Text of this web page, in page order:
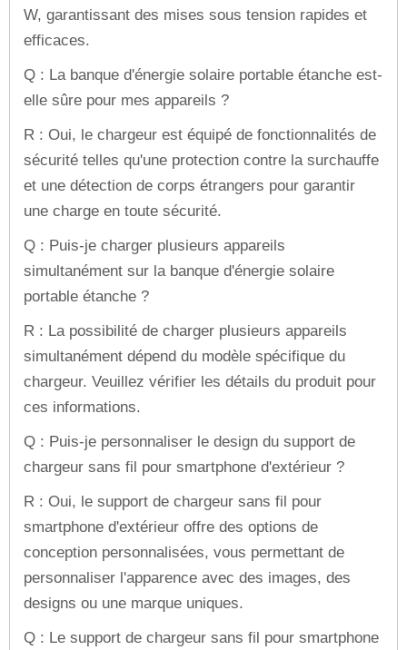
W, garantissant des mises sous tension rapides et
efficaces.
Q : La banque d'énergie solaire portable étanche est-
elle sûre pour mes appareils ?
R : Oui, le chargeur est équipé de fonctionnalités de
sécurité telles qu'une protection contre la surchauffe
et une détection de corps étrangers pour garantir
une charge en toute sécurité.
Q : Puis-je charger plusieurs appareils
simultanément sur la banque d'énergie solaire
portable étanche ?
R : La possibilité de charger plusieurs appareils
simultanément dépend du modèle spécifique du
chargeur. Veuillez vérifier les détails du produit pour
ces informations.
Q : Puis-je personnaliser le design du support de
chargeur sans fil pour smartphone d'extérieur ?
R : Oui, le support de chargeur sans fil pour
smartphone d'extérieur offre des options de
conception personnalisées, vous permettant de
personnaliser l'apparence avec des images, des
designs ou une marque uniques.
Q : Le support de chargeur sans fil pour smartphone